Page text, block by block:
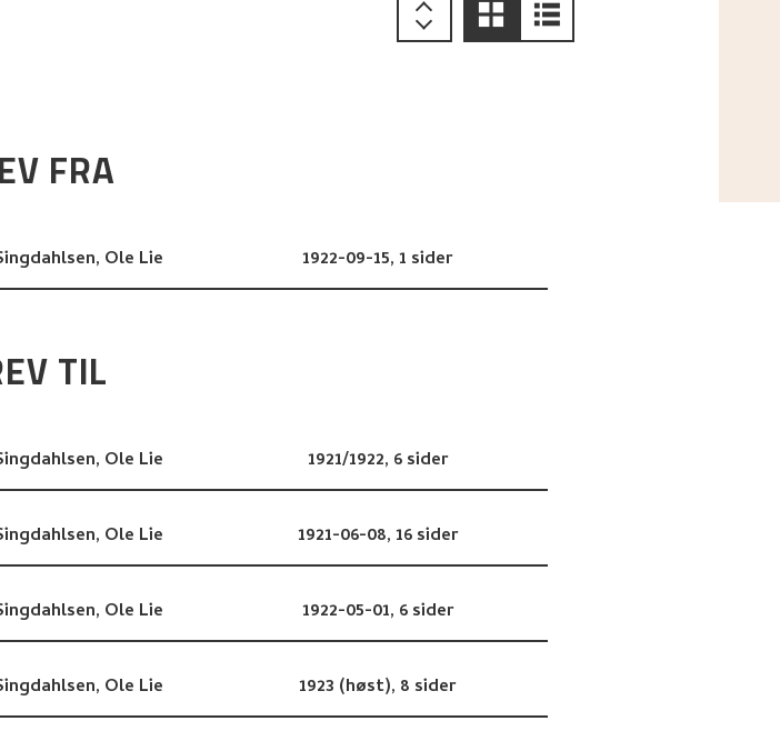
FRA
Ole Lie 1922-09-15,1 sider
TIL
Ole Lie 1921/1922, 6 sider
Ole Lie 1921-06-08,16 sider
Ole Lie 1922-05-01, 6 sider
Ole Lie 1923 (høst), 8 sider